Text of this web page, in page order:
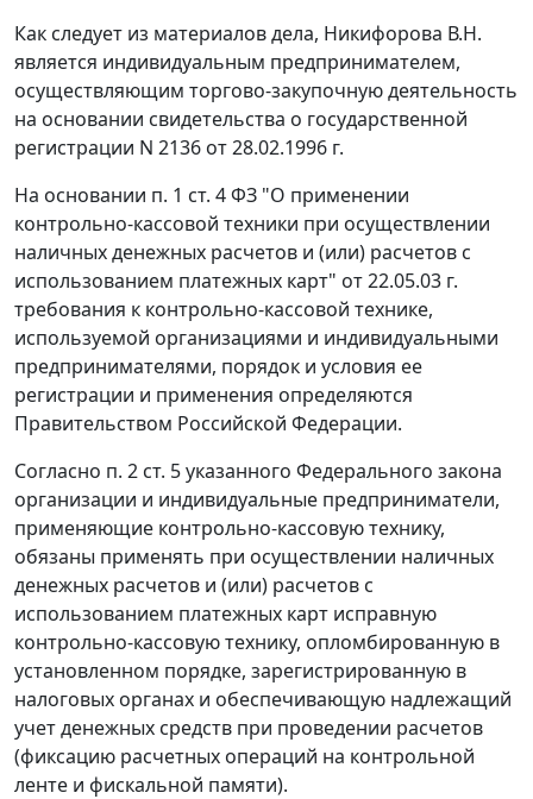
Как следует из материалов дела, Никифорова В.Н.
является индивидуальным предпринимателем,
осуществляющим торгово-закупочную деятельность
на основании свидетельства о государственной
регистрации N 2136 от 28.02.1996 г.
На основании п. 1 ст. 4ФЗ "О применении
контрольно-кассовой техники при осуществлении
наличных денежных расчетов и (или) расчетов с
использованием платежных карт" от 22.05.03 г.
требования к контрольно-кассовой технике,
используемой организациями и индивидуальными
предпринимателями, порядок и условия ее
регистрации и применения определяются
Правительством Российской Федерации.
Согласно п. 2 ст. 5указанного Федерального закона
организации и индивидуальные предприниматели,
применяющие контрольно-кассовую технику,
обязаны применять при осуществлении наличных
денежных расчетов и (или) расчетов с
использованием платежных карт исправную
контрольно-кассовую технику, опломбированную в
установленном порядке, зарегистрированную в
налоговых органах и обеспечивающую надлежащий
учет денежных средств при проведении расчетов
(фиксацию расчетных операций на контрольной
ленте и фискальной памяти).